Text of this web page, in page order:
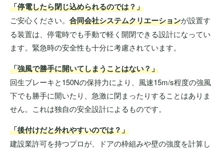
「停電したら閉じ込められるのでは？」
ご安心ください。 合同会社システムクリエーションが設置す
る装置は、停電時でも手動で軽く開閉できる設計になってい
ます。緊急時の安全性も十分に考慮されています。
「強風で勝手に開いてしまうことはない？」
回生ブレーキと150Nの保持力により、風速15m/s程度の強風
下でも勝手に開いたり、急激に閉まったりすることはありま
せん。これは独自の安全設計によるものです。
「後付けだと外れやすいのでは？」
建設業許可を持つプロが、ドアの枠組みや壁の強度を計算し